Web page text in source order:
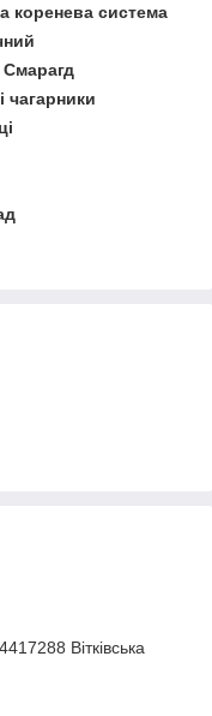
коренева система
чагарники
Вітківська